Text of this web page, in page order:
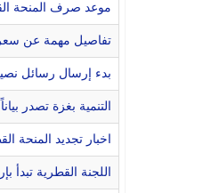
موعد صرف المنحة
تفاصيل مهمة عن سعر صرف 100 دولار المنحة
بدء إرسال رسائل نصية
التنمية بغزة تصدر
اخبار تجديد المنحة
اللجنة القطرية تبدأ